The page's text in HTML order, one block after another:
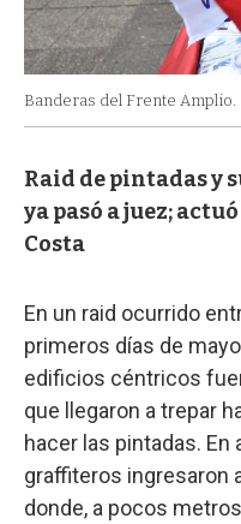
Banderas del Frente Amplio.
Raid de pintadas y
ya pasó a juez;
Costa
En un raid ocurrido
primeros días de
edificios céntricos
que llegaron a trepar
hacer las pintadas. En
graffiteros ingresaron
donde, a pocos